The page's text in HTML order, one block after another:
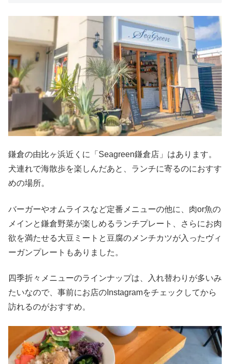
鎌倉の由比ヶ浜近くに「Seagreen鎌倉店」はあります。
犬連れで海散歩を楽しんだあと、ランチに寄るのにおすす
めの場所。
バーガーやオムライスなど定番メニューの他に、肉or魚の
メインと鎌倉野菜が楽しめるランチプレート、さらにお肉
欲を満たせる大豆ミートと豆腐のメンチカツが入ったヴィ
ーガンプレートもありました。
四季折々メニューのラインナップは、入れ替わりが多いみ
たいなので、事前にお店のInstagramをチェックしてから
訪れるのがおすすめ。